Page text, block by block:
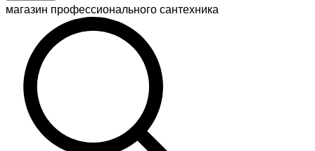
магазин профессионального сантехника